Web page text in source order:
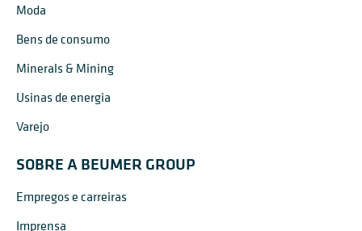
Moda
Bens de consumo
Minerals & Mining
Usinas de energia
Varejo
SOBRE A BEUMER GROUP
Empregos e carreiras
Imprensa